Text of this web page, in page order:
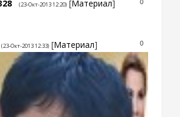
0
(23-Окт-2013 12:20) [Материал]
0
(23-Окт-2013 12:33) [Материал]